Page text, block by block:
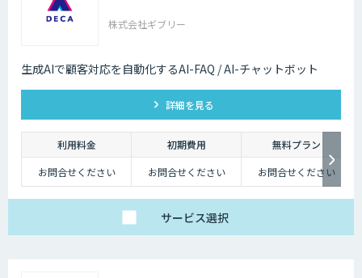
株式会社ギブリー
生成AIで顧客対応を自動化するAI-FAQ / AI-チャットボット
詳細を見る
利用料金 初期費用
無料プラン
お問合せください
お問合せください お問合せください
サービス選択